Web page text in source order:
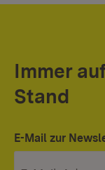
Immer
Stand
E-Mail zur